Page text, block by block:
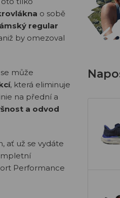
o sobě
regular
by omezoval
může
, která eliminuje
na přední a
a odvod
ať už se vydáte
Performance